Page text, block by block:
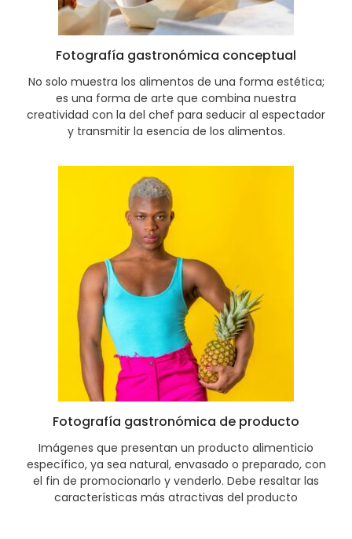
Fotografía gastronómica conceptual
No solo muestra los alimentos de una forma estética;
es una forma de arte que combina nuestra
creatividad con la del chef para seducir al espectador
y transmitir la esencia de los alimentos.
Fotografía gastronómica de producto
Imágenes que presentan un producto alimenticio
específico, ya sea natural, envasado o preparado, con
el fin de promocionarlo y venderlo. Debe resaltar las
características más atractivas del producto